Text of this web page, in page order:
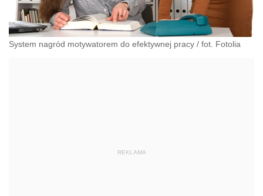
System nagród motywatorem do efektywnej pracy / fot. Fotolia